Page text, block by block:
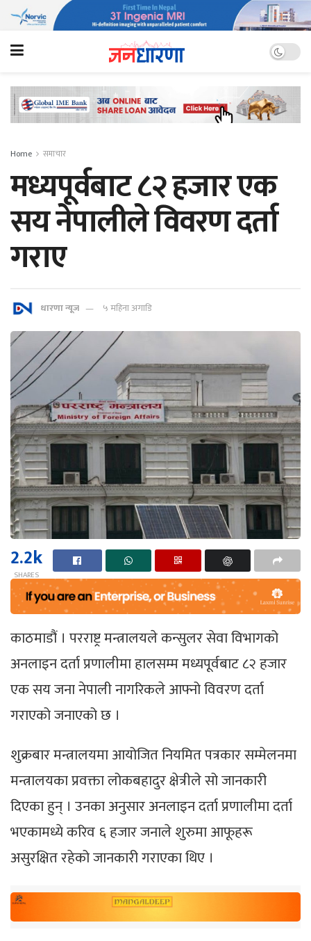
Home समाचार
मध्यपूर्वबाट ८२ हजार एक
सय नेपालीले विवरण दर्ता
गराए
धारणा न्यूज ५ महिना अगाडि
2.2k
SHARES
काठमाडौं । परराष्ट्र मन्त्रालयले कन्सुलर सेवा विभागको
अनलाइन दर्ता प्रणालीमा हालसम्म मध्यपूर्वबाट ८२ हजार
एक सय जना नेपाली नागरिकले आफ्नो विवरण दर्ता
गराएको जनाएको छ ।
शुक्रबार मन्त्रालयमा आयोजित नियमित पत्रकार सम्मेलनमा
मन्त्रालयका प्रवक्ता लोकबहादुर क्षेत्रीले सो जानकारी
दिएका हुन् । उनका अनुसार अनलाइन दर्ता प्रणालीमा दर्ता
भएकामध्ये करिव ६ हजार जनाले शुरुमा आफूहरू
असुरक्षित रहेको जानकारी गराएका थिए ।